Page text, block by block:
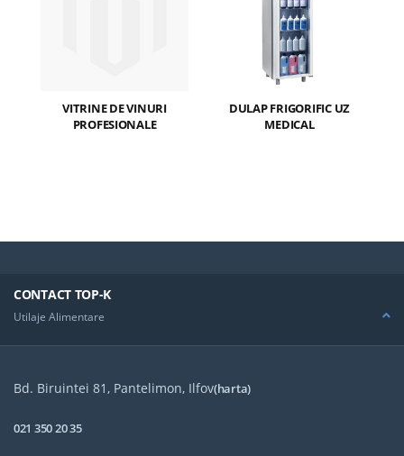
VITRINE DE VINURI
PROFESIONALE
DULAP FRIGORIFIC UZ
MEDICAL
CONTACT TOP-K
Utilaje Alimentare
Bd. Biruintei 81, Pantelimon, Ilfov(harta)
021 350 20 35